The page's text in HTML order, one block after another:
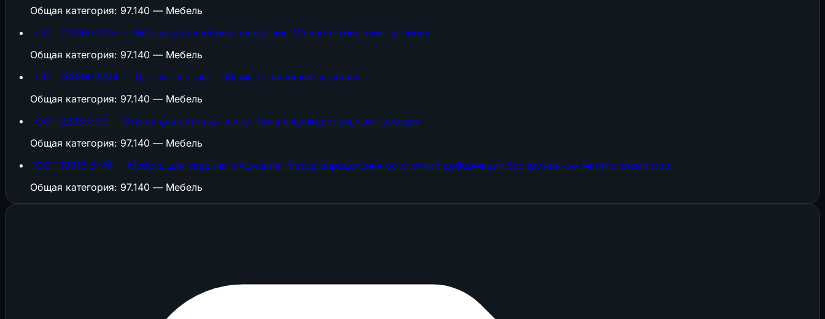
Общая категория: 97.140 — Мебель
ГОСТ 22046-2016 — Мебель для учебных заведений. Общие технические условия
Общая категория: 97.140 — Мебель
ГОСТ 20064-2024 — Доски классные. Общие технические условия
Общая категория: 97.140 — Мебель
ГОСТ 22359-93 — Стулья для актовых залов. Типы и функциональные размеры
Общая категория: 97.140 — Мебель
ГОСТ 19918.3-79 — Мебель для сидения и лежания. Метод определения остаточной деформации беспружинных мягких элементов
Общая категория: 97.140 — Мебель